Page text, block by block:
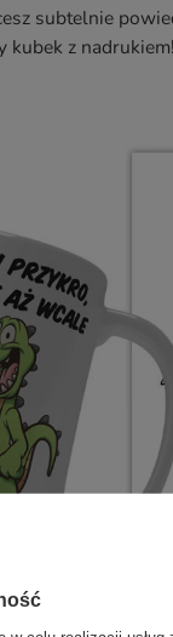
subtelnie
z